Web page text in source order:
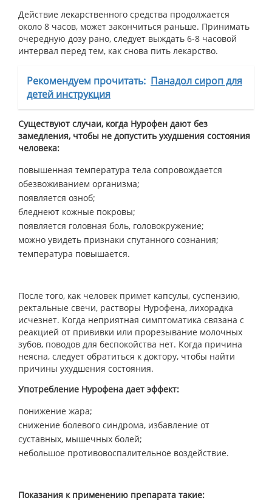
Действие лекарственного средства продолжается
около 8 часов, может закончиться раньше. Принимать
очередную дозу рано, следует выждать 6-8 часовой
интервал перед тем, как снова пить лекарство.
Рекомендуем прочитать: Панадол сироп для
детей инструкция
Существуют случаи, когда Нурофен дают без
замедления, чтобы не допустить ухудшения состояния
человека:
повышенная температура тела сопровождается
обезвоживанием организма;
появляется озноб;
бледнеют кожные покровы;
появляется головная боль, головокружение;
можно увидеть признаки спутанного сознания;
температура повышается.
После того, как человек примет капсулы, суспензию,
ректальные свечи, растворы Нурофена, лихорадка
исчезнет. Когда неприятная симптоматика связана с
реакцией от прививки или прорезывание молочных
зубов, поводов для беспокойства нет. Когда причина
неясна, следует обратиться к доктору, чтобы найти
причины ухудшения состояния.
Употребление Нурофена дает эффект:
понижение жара;
снижение болевого синдрома, избавление от
суставных, мышечных болей;
небольшое противовоспалительное воздействие.
Показания к применению препарата такие: